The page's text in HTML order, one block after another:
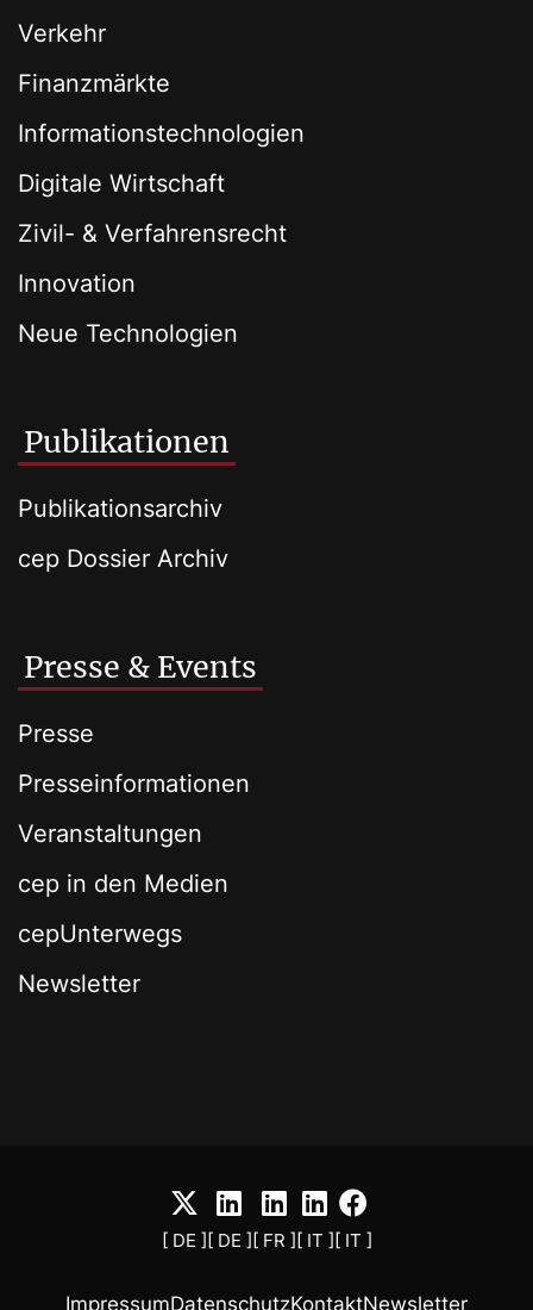
Verkehr
Finanzmärkte
Informationstechnologien
Digitale Wirtschaft
Zivil- & Verfahrensrecht
Innovation
Neue Technologien
Publikationen
Publikationsarchiv
cep Dossier Archiv
Presse & Events
Presse
Presseinformationen
Veranstaltungen
cep in den Medien
cepUnterwegs
Newsletter
[ DE ][ DE ][ FR ][ IT ][ IT ]
ImpressumDatenschutzKontaktNewsletter